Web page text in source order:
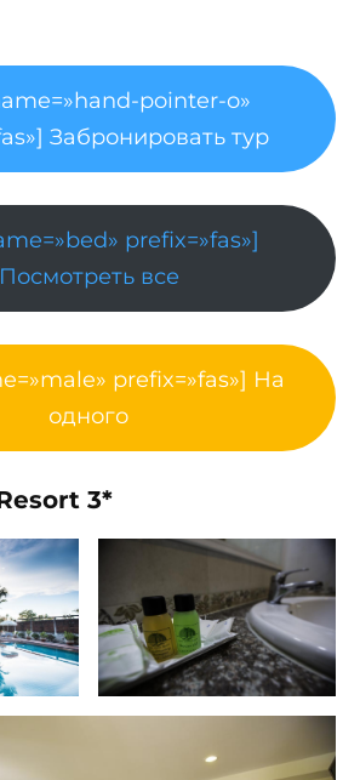
pointer-o»
Забронировать тур
prefix=»fas»]
Посмотреть все
prefix=»fas»] На
одного
3*